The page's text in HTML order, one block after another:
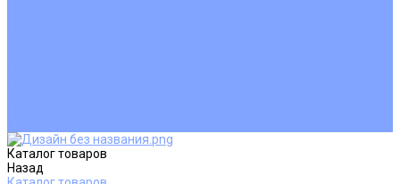
Каталог товаров
Назад